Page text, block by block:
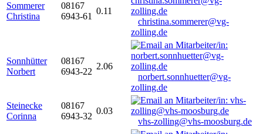
Sommerer
Christina
08167
6943-61
0.11
christina.sommerer@vg-
zolling.de
Sonnhütter
Norbert
08167
6943-22
2.06
norbert.sonnhuetter@vg-
zolling.de
Steinecke
Corinna
08167
6943-32
0.03
vhs-zolling@vhs-moosburg.de